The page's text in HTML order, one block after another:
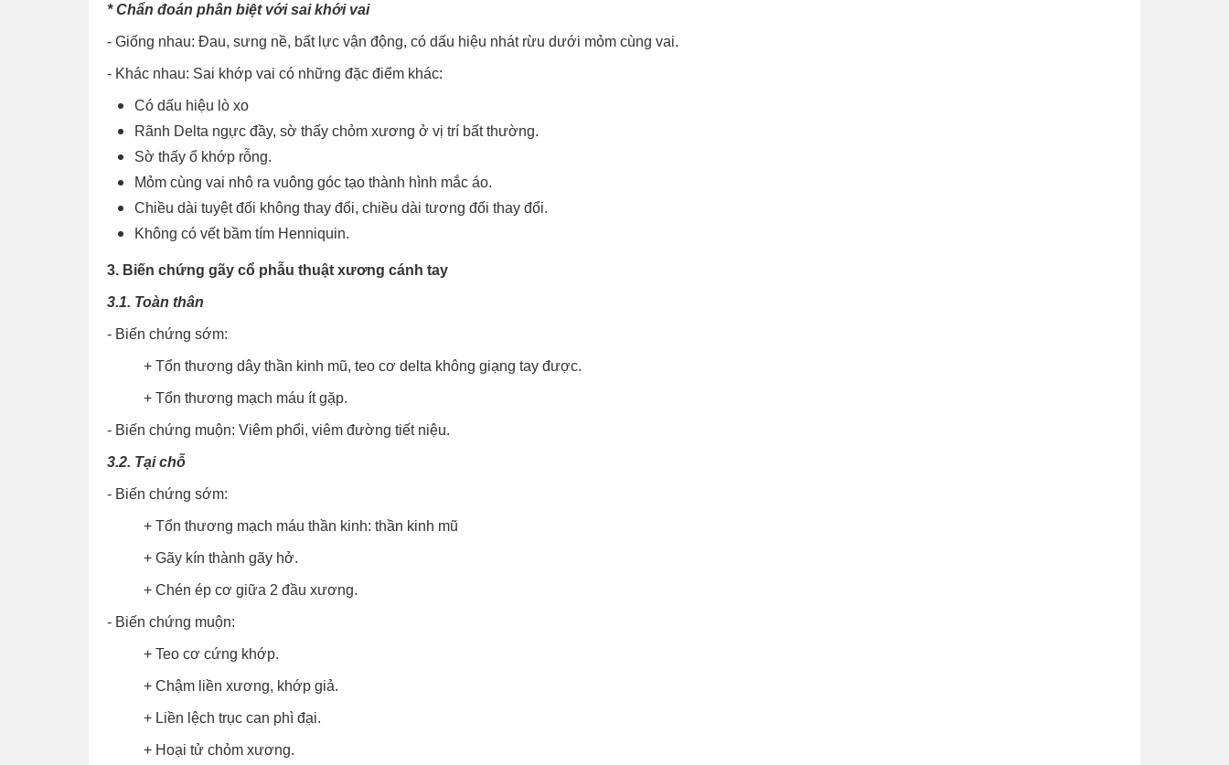
* Chẩn đoán phân biệt với sai khới vai
- Giống nhau: Đau, sưng nề, bất lực vận động, có dấu hiệu nhát rừu dưới mỏm cùng vai.
- Khác nhau: Sai khớp vai có những đặc điểm khác:
Có dấu hiệu lò xo
Rãnh Delta ngực đầy, sờ thấy chỏm xương ở vị trí bất thường.
Sờ thấy ổ khớp rỗng.
Mỏm cùng vai nhô ra vuông góc tạo thành hình mắc áo.
Chiều dài tuyệt đối không thay đổi, chiều dài tương đối thay đổi.
Không có vết bầm tím Henniquin.
3. Biến chứng gãy cổ phẫu thuật xương cánh tay
3.1. Toàn thân
- Biến chứng sớm:
+ Tổn thương dây thần kinh mũ, teo cơ delta không giạng tay được.
+ Tổn thương mạch máu ít gặp.
- Biến chứng muộn: Viêm phổi, viêm đường tiết niệu.
3.2. Tại chỗ
- Biến chứng sớm:
+ Tổn thương mạch máu thần kinh: thần kinh mũ
+ Gãy kín thành gãy hở.
+ Chén ép cơ giữa 2 đầu xương.
- Biến chứng muộn:
+ Teo cơ cứng khớp.
+ Chậm liền xương, khớp giả.
+ Liền lệch trục can phì đại.
+ Hoại tử chỏm xương.